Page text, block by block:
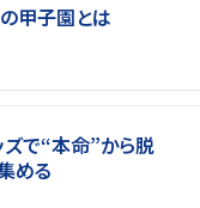
甲子園とは
で“本命”から脱
める